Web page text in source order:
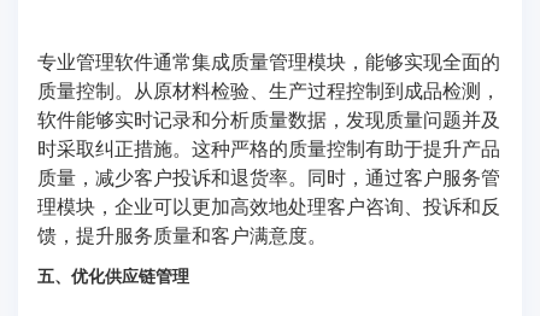
专业管理软件通常集成质量管理模块，能够实现全面的
质量控制。从原材料检验、生产过程控制到成品检测，
软件能够实时记录和分析质量数据，发现质量问题并及
时采取纠正措施。这种严格的质量控制有助于提升产品
质量，减少客户投诉和退货率。同时，通过客户服务管
理模块，企业可以更加高效地处理客户咨询、投诉和反
馈，提升服务质量和客户满意度。
五、优化供应链管理